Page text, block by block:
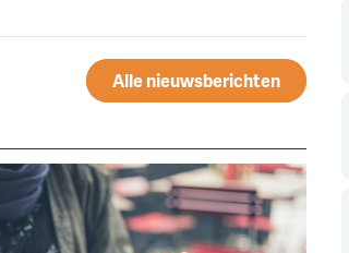
Alle nieuwsberichten